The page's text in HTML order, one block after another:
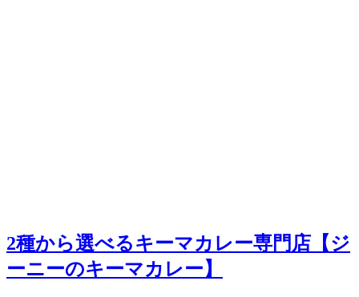
2種から選べるキーマカレー専門店【ジ
ーニーのキーマカレー】